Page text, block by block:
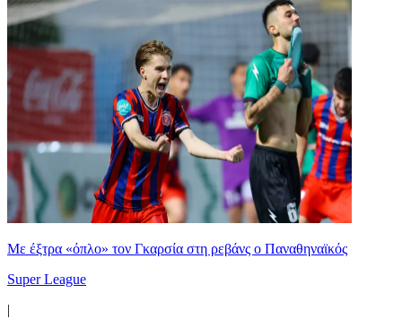
Mε έξτρα «όπλο» τον Γκαρσία στη ρεβάνς ο Παναθηναϊκός
Super League
|